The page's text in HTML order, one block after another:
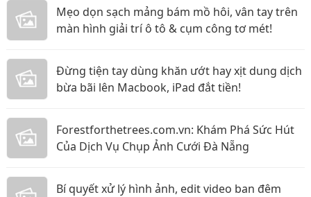
Mẹo dọn sạch mảng bám mồ hôi, vân tay trên
màn hình giải trí ô tô & cụm công tơ mét!
Đừng tiện tay dùng khăn ướt hay xịt dung dịch
bừa bãi lên Macbook, iPad đắt tiền!
Forestforthetrees.com.vn: Khám Phá Sức Hút
Của Dịch Vụ Chụp Ảnh Cưới Đà Nẵng
Bí quyết xử lý hình ảnh, edit video ban đêm